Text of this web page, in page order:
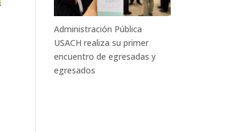
Administración Pública
USACH realiza su primer
encuentro de egresadas y
egresados